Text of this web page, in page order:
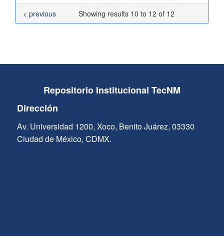
Showing results 10 to 12 of 12
< previous
Repositorio Institucional TecNM
Dirección
Av. Universidad 1200, Xoco, Benito Juárez, 03330
Ciudad de México, CDMX.